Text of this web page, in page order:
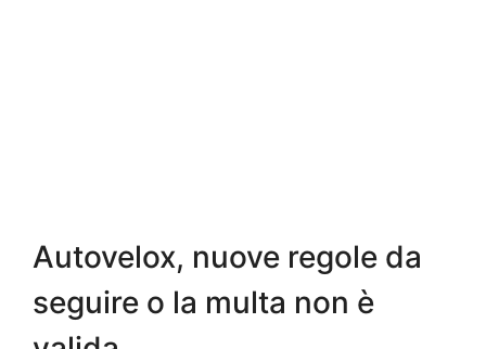
Autovelox, nuove regole da
seguire o la multa non è